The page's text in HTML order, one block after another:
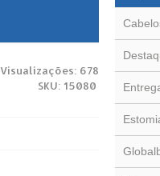
Visualizações: 678
SKU: 15080